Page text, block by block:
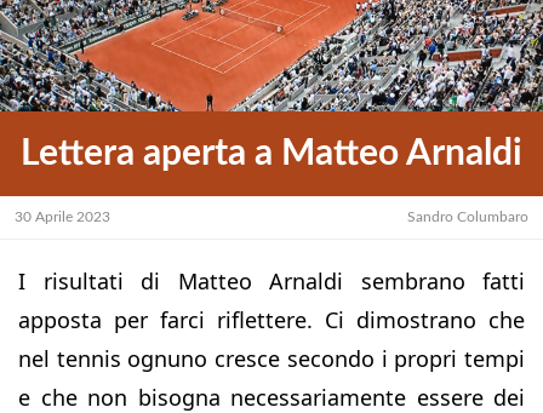
Lettera aperta a Matteo Arnaldi
30 Aprile 2023 Sandro Columbaro
I risultati di Matteo Arnaldi sembrano fatti
apposta per farci riflettere. Ci dimostrano che
nel tennis ognuno cresce secondo i propri tempi
e che non bisogna necessariamente essere dei